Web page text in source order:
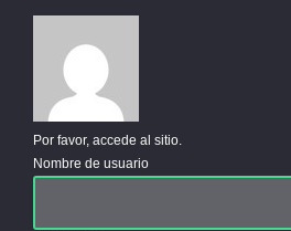
Por favor, accede al sitio.
Nombre de usuario